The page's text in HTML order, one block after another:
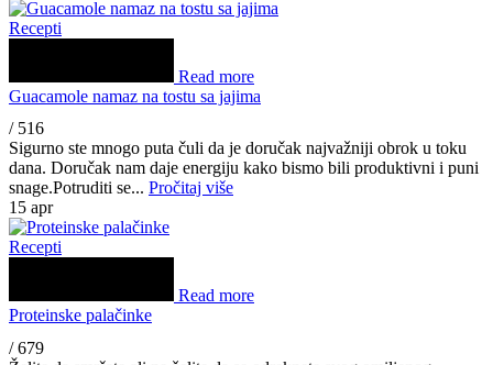
Recepti
Read more
Guacamole namaz na tostu sa jajima
/ 516
Sigurno ste mnogo puta čuli da je doručak najvažniji obrok u toku
dana. Doručak nam daje energiju kako bismo bili produktivni i puni
snage.Potruditi se... Pročitaj više
15 apr
Recepti
Read more
Proteinske palačinke
/ 679